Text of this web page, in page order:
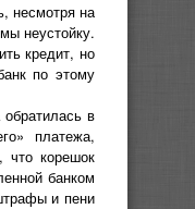
несмотря на
неустойку.
кредит, но
по этому
в
платежа,
что корешок
банком
и пени